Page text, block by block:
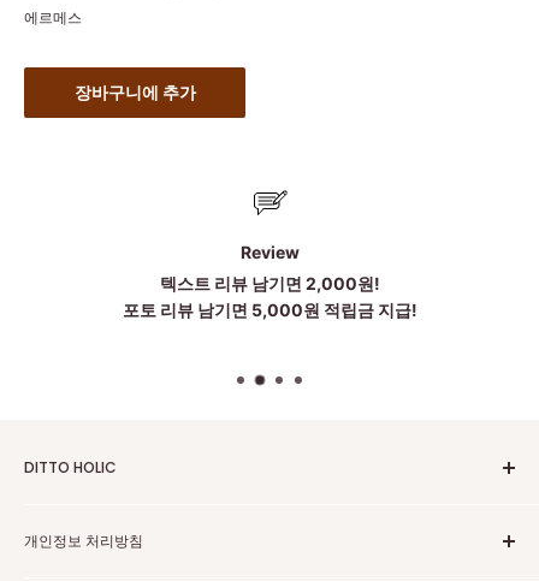
에르메스
장바구니에 추가
Review
텍스트 리뷰 남기면 2,000원!
포토 리뷰 남기면 5,000원 적립금 지급!
DITTO HOLIC
To be more Satisfied
개인정보 처리방침